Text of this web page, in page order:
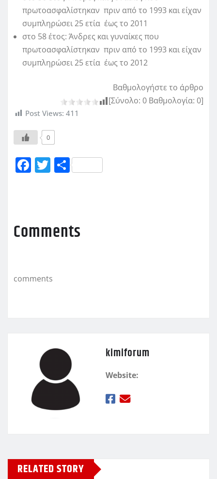
πρωτοασφαλίστηκαν πριν από το 1993 και είχαν
συμπληρώσει 25 ετία έως το 2011
στο 58 έτος: Άνδρες και γυναίκες που
πρωτοασφαλίστηκαν πριν από το 1993 και είχαν
συμπληρώσει 25 ετία έως το 2012
Βαθμολογήστε το άρθρο
[Σύνολο: 0 Βαθμολογία: 0]
Post Views: 411
0
F
b
o
k
T
r
Μ
σ
τ
Comments
comments
kimiforum
Website:
RELATED STORY